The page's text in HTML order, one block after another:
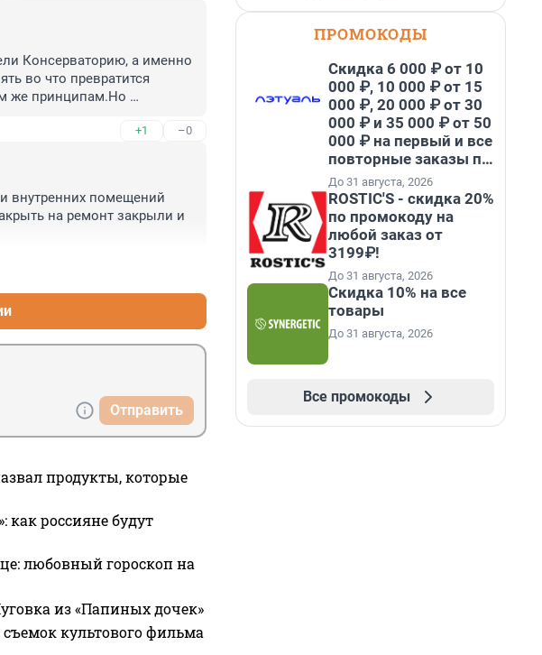
Консерваторию, а именно
во что превратится
же принципам.Но
+1 –0
внутренних помещений
на ремонт закрыли и
Отправить
продукты, которые
как россияне будут
любовный гороскоп на
из «Папиных дочек»
культового фильма
ПРОМОКОДЫ
Скидка 6 000 ₽ от 10
000 ₽, 10 000 ₽ от 15
000 ₽, 20 000 ₽ от 30
000 ₽ и 35 000 ₽ от 50
000 ₽ на первый и все
повторные заказы по
промокоду НАБЕРИ
До 31 августа, 2026
ROSTIC'S - скидка 20%
по промокоду на
любой заказ от
3199₽!
До 31 августа, 2026
Скидка 10% на все
товары
До 31 августа, 2026
Все промокоды